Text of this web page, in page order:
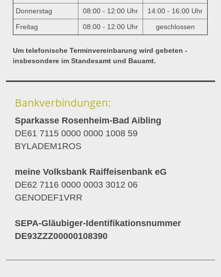
Donnerstag
08:00 - 12:00 Uhr
14:00 - 16:00 Uhr
Freitag
08:00 - 12:00 Uhr geschlossen
Um telefonische Terminvereinbarung wird gebeten -
insbesondere im Standesamt und Bauamt.
Bankverbindungen:
Sparkasse Rosenheim-Bad Aibling
DE61 7115 0000 0000 1008 59
BYLADEM1ROS
meine Volksbank Raiffeisenbank eG
DE62 7116 0000 0003 3012 06
GENODEF1VRR
SEPA-Gläubiger-Identifikationsnummer
DE93ZZZ00000108390